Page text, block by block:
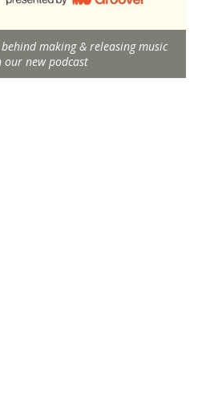
making & releasing music
our new podcast